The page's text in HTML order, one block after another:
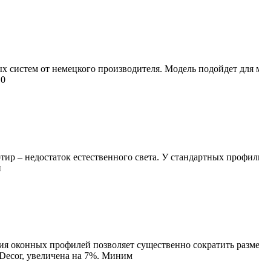
от немецкого производителя. Модель подойдет
– недостаток естественного света. У стандартных
оконных профилей позволяет существенно сократить
увеличена на 7%. Миним